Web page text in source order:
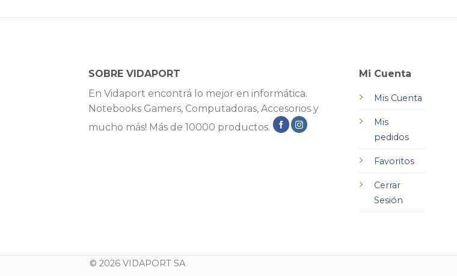
SOBRE VIDAPORT
En Vidaport encontrá lo mejor en informática.
Notebooks Gamers, Computadoras, Accesorios y
mucho más! Más de 10000 productos.
Mi Cuenta
Mis Cuenta
Mis
pedidos
Favoritos
Cerrar
Sesión
© 2026 VIDAPORT SA